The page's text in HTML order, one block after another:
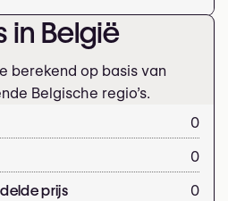
in België
berekend op basis van
Belgische regio’s.
0
0
prijs
0